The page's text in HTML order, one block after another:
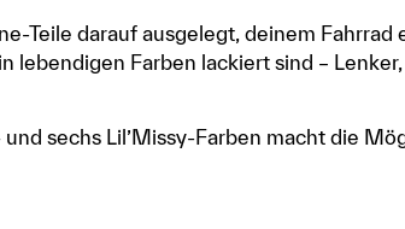
Teile darauf ausgelegt, deinem
Farben lackiert sind –
sechs Lil’Missy-Farben macht die